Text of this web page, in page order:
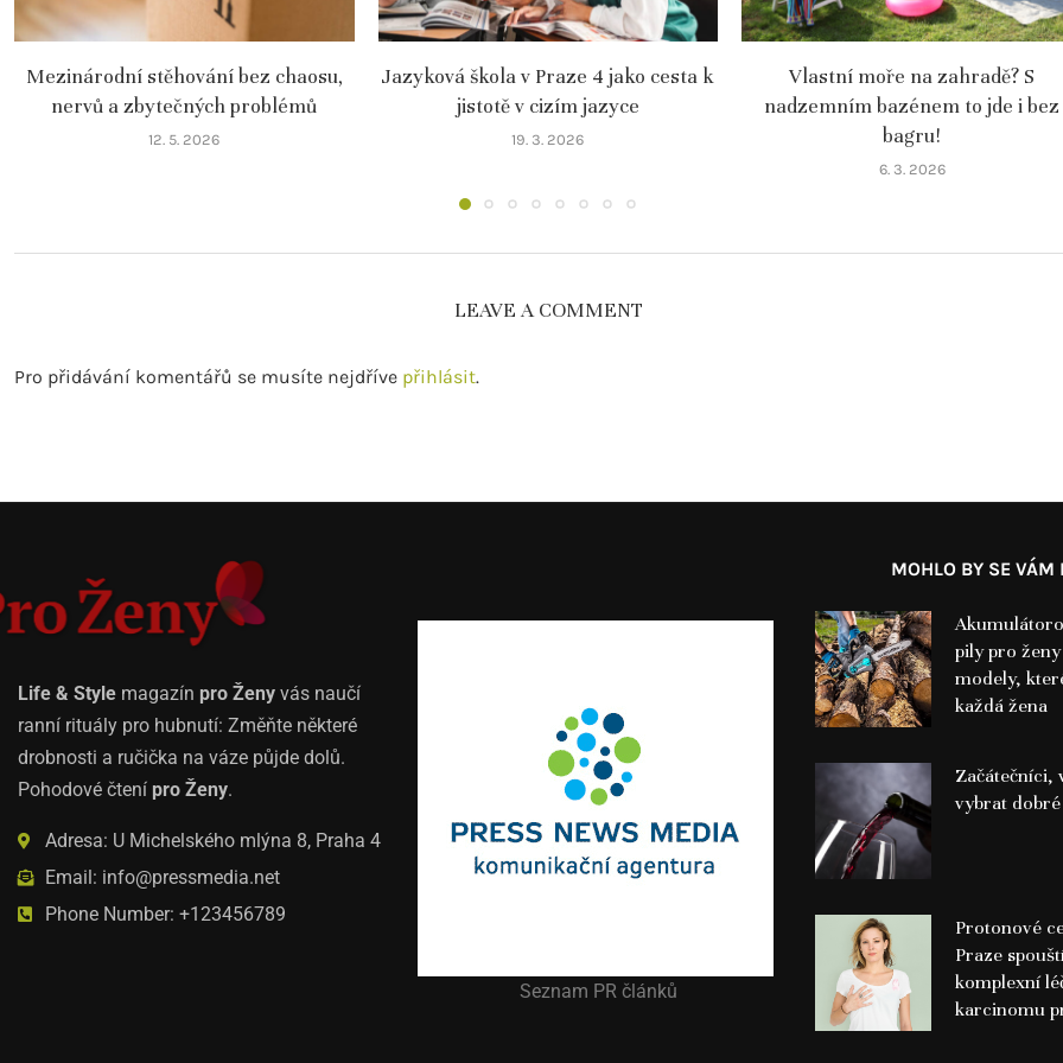
Mezinárodní stěhování bez chaosu,
nervů a zbytečných problémů
12. 5. 2026
Jazyková škola v Praze 4 jako cesta k
jistotě v cizím jazyce
19. 3. 2026
Vlastní moře na zahradě? S
nadzemním bazénem to jde i bez
bagru!
6. 3. 2026
LEAVE A COMMENT
Pro přidávání komentářů se musíte nejdříve přihlásit.
Life & Style magazín pro Ženy vás naučí
ranní rituály pro hubnutí: Změňte některé
drobnosti a ručička na váze půjde dolů.
Pohodové čtení pro Ženy.
Adresa: U Michelského mlýna 8, Praha 4
Email: info@pressmedia.net
Phone Number: +123456789
Seznam PR článků
MOHLO BY SE VÁM
pily pro
modely,
každá žena
Začátečníci,
vybrat
Protonové
Praze
komplexní
karcinomu